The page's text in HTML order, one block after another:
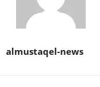
almustaqel-news